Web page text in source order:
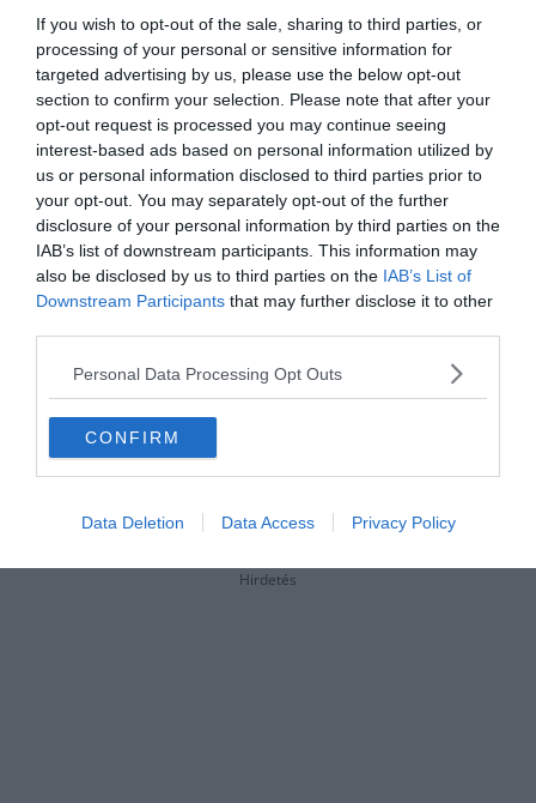
If you wish to opt-out of the sale, sharing to third parties, or
processing of your personal or sensitive information for
targeted advertising by us, please use the below opt-out
section to confirm your selection. Please note that after your
opt-out request is processed you may continue seeing
interest-based ads based on personal information utilized by
us or personal information disclosed to third parties prior to
your opt-out. You may separately opt-out of the further
disclosure of your personal information by third parties on the
IAB’s list of downstream participants. This information may
also be disclosed by us to third parties on the IAB’s List of
Downstream Participants that may further disclose it to other
Personal Data Processing Opt Outs
CONFIRM
Data Deletion Data Access Privacy Policy
pontszámodat feltétlenül dobd be a
Kvízkuckó Facebook csoportközösségébe,
nagyon kíváncsiak vagyunk, kiből lett volna a
legügyesebb őrsvezető! A nagy múltidézés
után pedig irány aKeresztlabda YouTube
csatornaegy kis laza, szórakoztató
kikapcsolódásért.
Hirdetés